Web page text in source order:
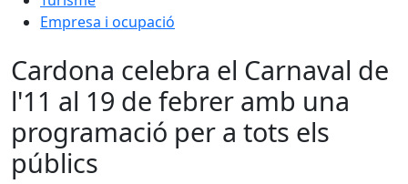
Empresa i ocupació
Cardona celebra el Carnaval de
l'11 al 19 de febrer amb una
programació per a tots els
públics